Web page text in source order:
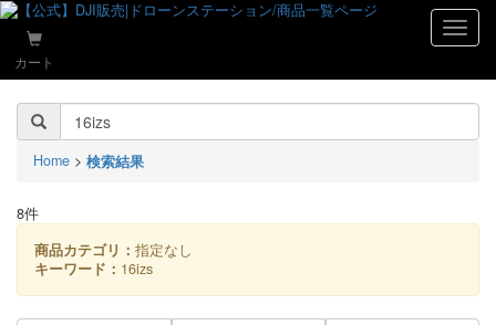
カート
Home > 検索結果
8件
商品カテゴリ： 指定なし
キーワード： 16izs